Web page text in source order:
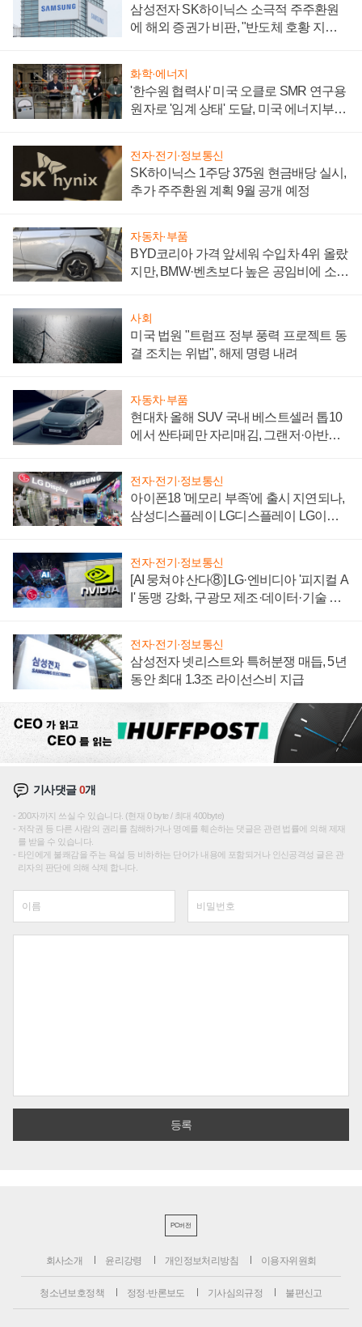
삼성전자 SK하이닉스 소극적 주주환원
에 해외 증권가 비판, "반도체 호황 지속
화학·에너지
'한수원 협력사' 미국 오클로 SMR 연구용
원자로 '임계 상태' 도달, 미국 에너지부
전자·전기·정보통신
SK하이닉스 1주당 375원 현금배당 실시,
추가 주주환원 계획 9월 공개 예정
자동차·부품
BYD코리아 가격 앞세워 수입차 4위 올랐
지만, BMW·벤츠보다 높은 공임비에 소비
사회
미국 법원 "트럼프 정부 풍력 프로젝트 동
결 조치는 위법", 해제 명령 내려
자동차·부품
현대차 올해 SUV 국내 베스트셀러 톱10
에서 싼타페만 자리매김, 그랜저·아반떼
전자·전기·정보통신
아이폰18 '메모리 부족'에 출시 지연되나,
삼성디스플레이 LG디스플레이 LG이노
전자·전기·정보통신
[AI 뭉쳐야 산다⑧] LG·엔비디아 '피지컬 A
I' 동맹 강화, 구광모 제조·데이터·기술 결
전자·전기·정보통신
삼성전자 넷리스트와 특허분쟁 매듭, 5년
동안 최대 1.3조 라이선스비 지급
기사댓글0개
200자까지 쓰실 수 있습니다. (현재 0 byte / 최대 400byte)
저작권 등 다른 사람의 권리를 침해하거나 명예를 훼손하는 댓글은 관련 법률에 의해 제재
를 받을 수 있습니다.
타인에게 불쾌감을 주는 욕설 등 비하하는 단어가 내용에 포함되거나 인신공격성 글은 관
리자의 판단에 의해 삭제 합니다.
PC버전
회사소개 윤리강령 개인정보처리방침 이용자위원회
청소년보호정책 정정·반론보도 기사심의규정 불편신고